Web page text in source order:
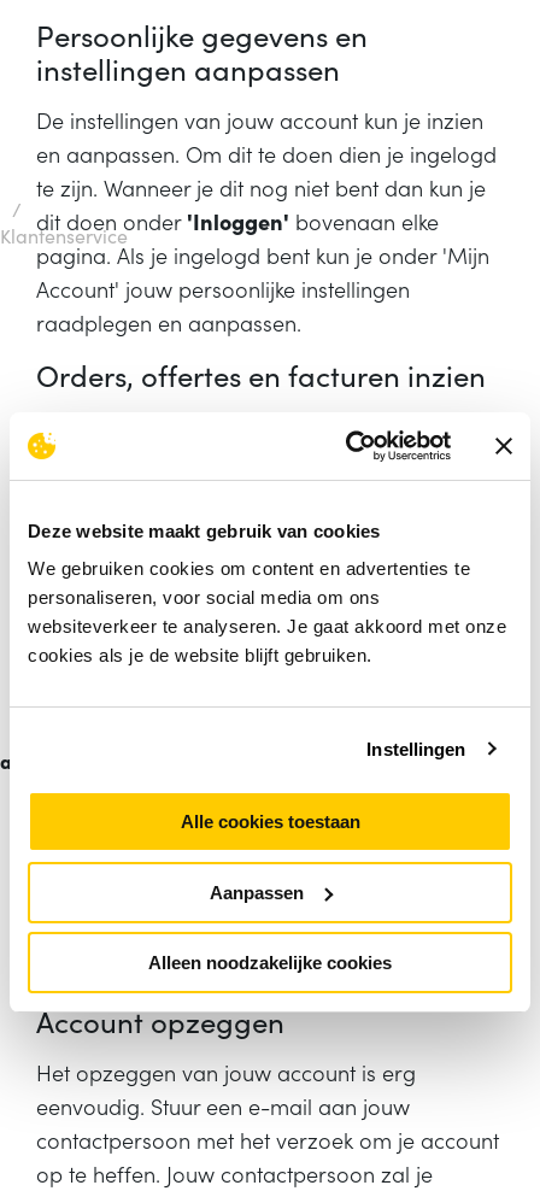
Deze website maakt gebruik van cookies
We gebruiken cookies om content en advertenties te
personaliseren, voor social media om ons
websiteverkeer te analyseren. Je gaat akkoord met onze
cookies als je de website blijft gebruiken.
Instellingen
Alle cookies toestaan
Aanpassen
Alleen noodzakelijke cookies
/
Klantenservice
account
Persoonlijke gegevens en
instellingen aanpassen
De instellingen van jouw account kun je inzien
en aanpassen. Om dit te doen dien je ingelogd
te zijn. Wanneer je dit nog niet bent dan kun je
dit doen onder 'Inloggen' bovenaan elke
pagina. Als je ingelogd bent kun je onder 'Mijn
Account' jouw persoonlijke instellingen
raadplegen en aanpassen.
Orders, offertes en facturen inzien
Via Mijn Account kun je gemakkelijk jouw laatste
orders
inzien. Klik op het
rechterkant op het gele driehoekje om de
aanvullende informatie in te zien. Tevens kun je
daar jouw orders, offertes en facturen
downloaden.
en volgen
Retouren en reparatiesis
het mogelijk om jouw openstaande en
verwerkte retouren en reparaties in te zien.
Wanneer je een nieuwe retour of reparatie wilt
aanmelden dan kun je dit doen aan de
linkerkant van de pagina met de knopMeld
Account opzeggen
Het opzeggen van jouw account is erg
eenvoudig. Stuur een e-mail aan jouw
contactpersoon met het verzoek om je account
op te heffen. Jouw contactpersoon zal je